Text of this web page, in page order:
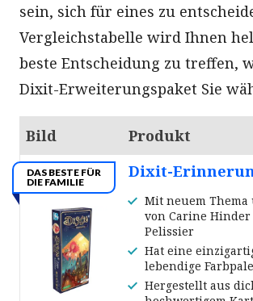
sein, sich für eines zu
Vergleichstabelle wird Ihnen
beste Entscheidung zu treffen,
Dixit-Erweiterungspaket Sie
Bild Produkt
DAS BESTE FÜR
DIE FAMILIE
Dixit-
Mit neuem
von Carine Hinder
Pelissier
Hat eine
lebendige
Hergestellt aus